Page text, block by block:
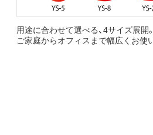
用途に合わせて選べる、4サイズ展開。
ご家庭からオフィスまで幅広くお使